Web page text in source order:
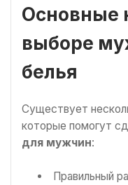
Основные
выборе
белья
Существует
которые помогут
для мужчин:
Правильный